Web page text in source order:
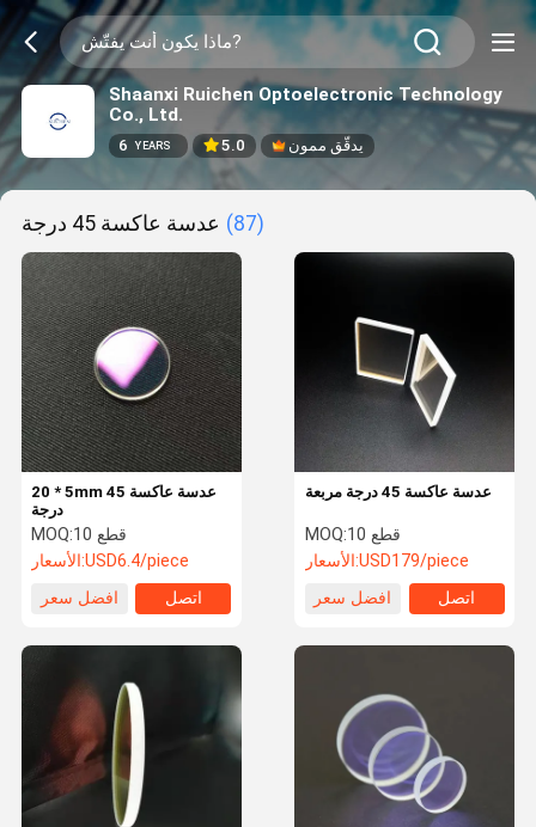
Shaanxi Ruichen Optoelectronic Technology
Co., Ltd.
6 YEARS 5.0 يدقّق ممون
عدسة عاكسة 45 درجة (87)
20 * 5mm عدسة عاكسة 45
درجة
MOQ:
10 قطع
الأسعار:USD6.4/piece
افضل سعر
اتصل
عدسة عاكسة 45 درجة مربعة
MOQ:
10 قطع
الأسعار:USD179/piece
افضل سعر
اتصل